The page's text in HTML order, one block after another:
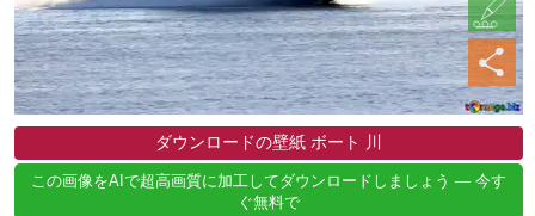
ダウンロードの壁紙 ボート 川
この画像をAIで超高画質に加工してダウンロードしましょう — 今す
ぐ無料で